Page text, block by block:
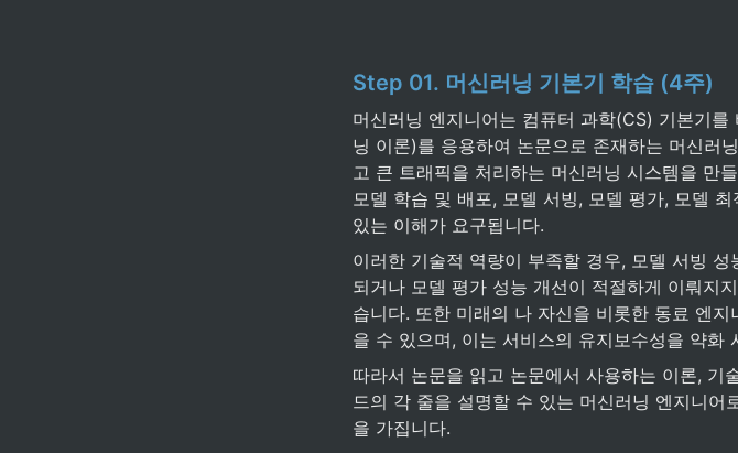
Step 01. 머신러닝 기본기 학습 (4주)
머신러닝 엔지니어는 컴퓨터 과학(CS) 기본기
닝 이론)를 응용하여 논문으로 존재하는 머신러
고 큰 트래픽을 처리하는 머신러닝 시스템을 만
모델 학습 및 배포, 모델 서빙, 모델 평가, 모델
있는 이해가 요구됩니다.
이러한 기술적 역량이 부족할 경우, 모델 서빙
되거나 모델 평가 성능 개선이 적절하게 이뤄지
습니다. 또한 미래의 나 자신을 비롯한 동료 엔
을 수 있으며, 이는 서비스의 유지보수성을 약화
따라서 논문을 읽고 논문에서 사용하는 이론, 기
드의 각 줄을 설명할 수 있는 머신러닝 엔지니
을 가집니다.